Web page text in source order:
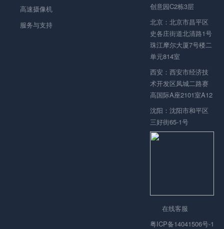
高速摄像机
服务与支持
创意园C2栋3层
北京：北京市昌平区
史各庄街道北清路1号
珠江摩尔大厦7号楼二
单元814室
西安：西安市经济技
术开发区凤城二路赛
高国际A座2101室A12
沈阳：沈阳市和平区
三好街65-1号
在线客服
粤ICP备14041506号-1